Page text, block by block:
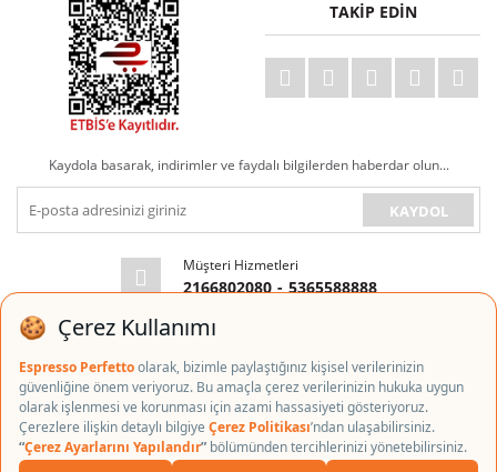
Su Tedariği
Ölçüler
G:630 mm., Y:471 mm., D:490 mm.
Ağırlık
Diğer
optimizasyonu, otomatik porsiyon
kontrol
TAKİP EDİN
Kaydola basarak, indirimler ve faydalı bilgilerden haberdar olun...
KAYDOL
Müşteri Hizmetleri
2166802080 - 5365588888
E-posta Adresi